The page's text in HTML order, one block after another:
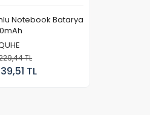
Notebook Batarya
TL
TL